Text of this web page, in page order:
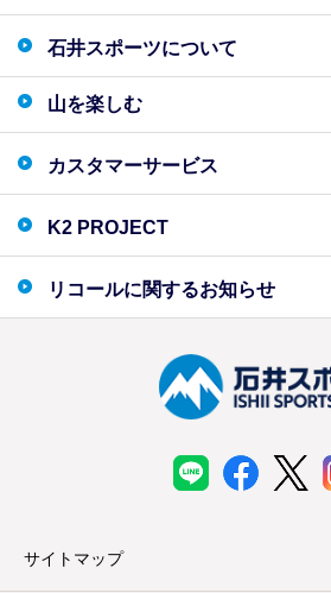
石井スポーツについて
山を楽しむ
カスタマーサービス
K2 PROJECT
リコールに関するお知らせ
サイトマップ